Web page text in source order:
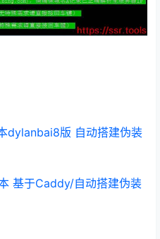
dylanbai8版 自动搭建伪装
基于Caddy/自动搭建伪装